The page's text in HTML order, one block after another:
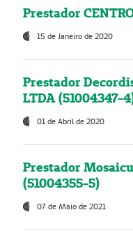
Prestador
15 de Janeiro de 2020
Prestador
LTDA (51004347-
01 de Abril de 2020
Prestador
(51004355-5)
07 de Maio de 2021